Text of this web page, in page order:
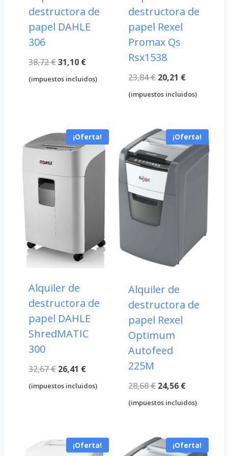
destructora de
papel DAHLE
306
38,72€El
precio
38,72 €.
31,10 €El
precio
31,10 €.
(impuestos incluidos)
destructora de
papel Rexel
Promax Qs
Rsx1538
23,84€ El
precio
era:
23,84 €.
20,21 €El
precio
20,21 €.
(impuestos incluidos)
¡Oferta!
Alquiler de
destructora de
papel DAHLE
ShredMATIC
300
32,67€ El
precio
26,41 €El
precio
(impuestos incluidos)
¡Oferta!
Alquiler de
destructora de
papel Rexel
Optimum
Autofeed
225M
28,68€ El
precio
era:
28,68 €.
24,56 €El
precio
24,56 €.
(impuestos incluidos)
¡Oferta! ¡Oferta!